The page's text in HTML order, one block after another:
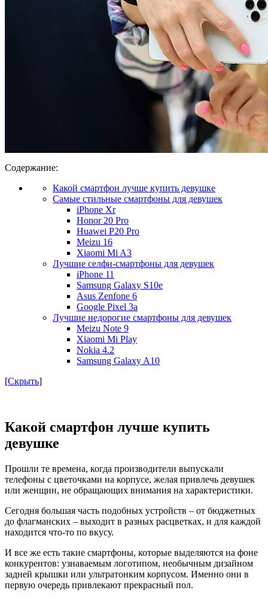
Содержание:
Какой смартфон лучше купить девушке
Самые стильные смартфоны для девушек
iPhone Xr
Honor 20 Pro
Huawei P20 Pro
Meizu 16
Xiaomi Mi A3
Лучшие селфи-смартфоны для девушек
iPhone 11
Samsung Galaxy S10e
Asus Zenfone 6
Google Pixel 3a
Лучшие недорогие смартфоны для девушек
Meizu Note 9
Xiaomi Mi Play
Nokia 4.2
Samsung Galaxy A10
[Скрыть]
Какой смартфон лучше купить
девушке
Прошли те времена, когда производители выпускали
телефоны с цветочками на корпусе, желая привлечь девушек
или женщин, не обращающих внимания на характеристики.
Сегодня большая часть подобных устройств – от бюджетных
до флагманских – выходит в разных расцветках, и для каждой
находится что-то по вкусу.
И все же есть такие смартфоны, которые выделяются на фоне
конкурентов: узнаваемым логотипом, необычным дизайном
задней крышки или ультратонким корпусом. Именно они в
первую очередь привлекают прекрасный пол.